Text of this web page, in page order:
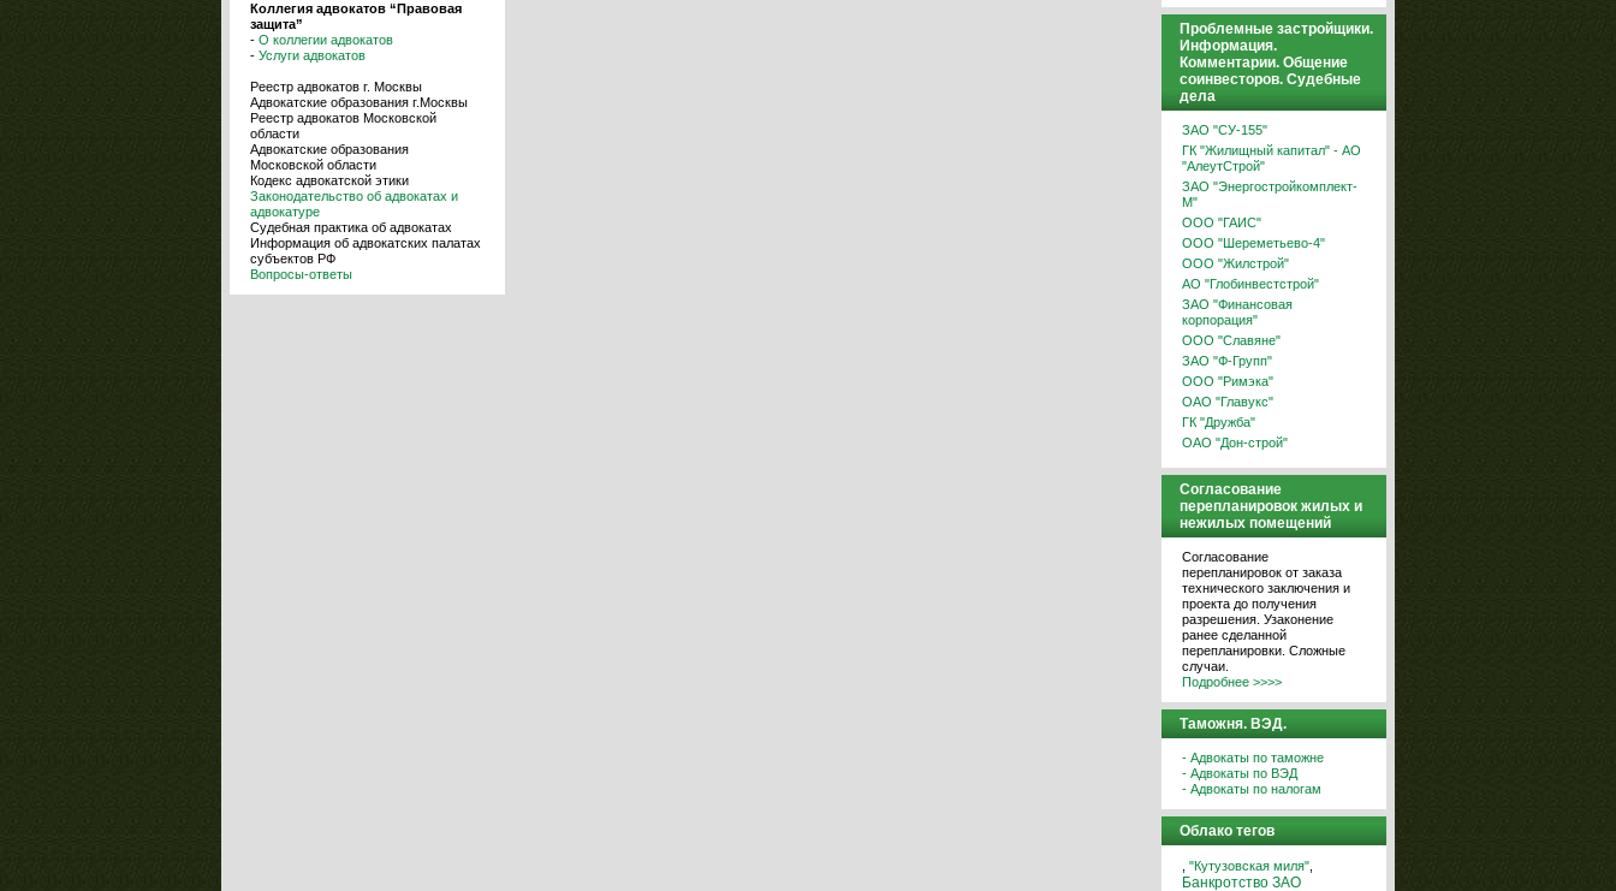
Коллегия адвокатов “Правовая
защита”
- О коллегии адвокатов
- Услуги адвокатов
Реестр адвокатов г. Москвы
Адвокатские образования г.Москвы
Реестр адвокатов Московской
области
Адвокатские образования
Московской области
Кодекс адвокатской этики
Законодательство об адвокатах и
адвокатуре
Судебная практика об адвокатах
Информация об адвокатских палатах
субъектов РФ
Вопросы-ответы
Проблемные застройщики.
Информация.
Комментарии. Общение
соинвесторов. Судебные
дела
ЗАО "СУ-155"
ГК "Жилищный капитал" - АО
"АлеутСтрой"
ЗАО "Энергостройкомплект-
М"
ООО "ГАИС"
ООО "Шереметьево-4"
ООО "Жилстрой"
АО "Глобинвестстрой"
ЗАО "Финансовая
корпорация"
ООО "Славяне"
ЗАО "Ф-Групп"
ООО "Римэка"
ОАО "Главукс"
ГК "Дружба"
ОАО "Дон-строй"
Согласование
перепланировок жилых и
нежилых помещений
Согласование
перепланировок от заказа
технического заключения и
проекта до получения
разрешения. Узаконение
ранее сделанной
перепланировки. Сложные
случаи.
Подробнее >>>>
Таможня. ВЭД.
- Адвокаты по таможне
- Адвокаты по ВЭД
- Адвокаты по налогам
Облако тегов
"Кутузовская миля"
Банкротство ЗАО